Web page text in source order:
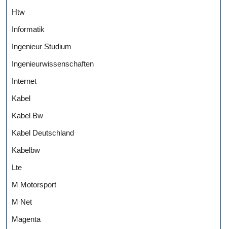
Htw
Informatik
Ingenieur Studium
Ingenieurwissenschaften
Internet
Kabel
Kabel Bw
Kabel Deutschland
Kabelbw
Lte
M Motorsport
M Net
Magenta